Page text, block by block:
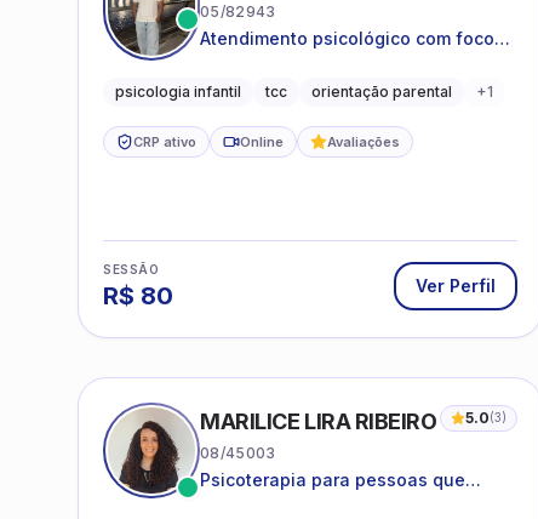
05/82943
Atendimento psicológico com foco
Comportamental (TCC), promovendo
vida.
psicologia infantil tcc orientação parental +1
CRP ativo Online Avaliações
SESSÃO
R$ 80 Ver Perfil
MARILICE LIRA RIBEIRO 5.0(3)
08/45003
Psicoterapia para pessoas que